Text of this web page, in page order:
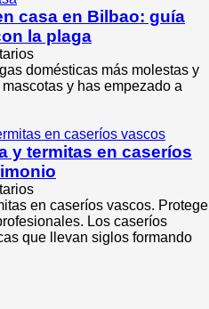
casa en Bilbao: guía
la plaga
domésticas más molestas y
y has empezado a
y termitas en caseríos
en caseríos vascos. Protege
Los caseríos
que llevan siglos formando